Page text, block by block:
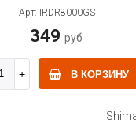
Арт: IRDR8000GS
349 руб
В КОРЗИНУ